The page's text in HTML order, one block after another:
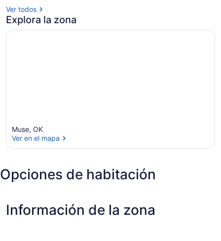
Ver todos
Explora la zona
Ver en el mapa
Muse, OK
Ver en el mapa
Opciones de habitación
Información de la zona